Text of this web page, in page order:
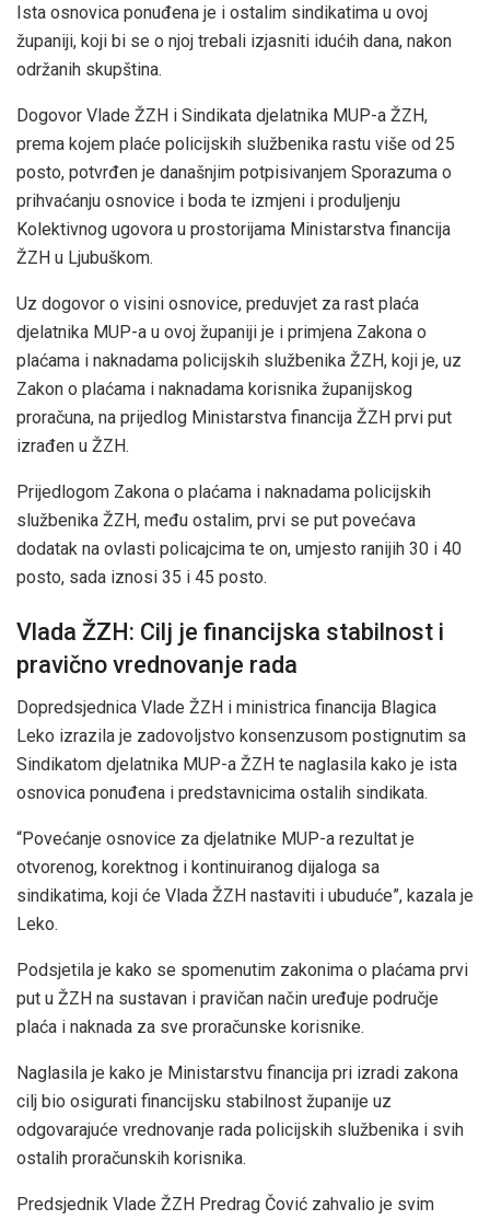
Ista osnovica ponuđena je i ostalim sindikatima u ovoj
županiji, koji bi se o njoj trebali izjasniti idućih dana, nakon
održanih skupština.
Dogovor Vlade ŽZH i Sindikata djelatnika MUP-a ŽZH,
prema kojem plaće policijskih službenika rastu više od 25
posto, potvrđen je današnjim potpisivanjem Sporazuma o
prihvaćanju osnovice i boda te izmjeni i produljenju
Kolektivnog ugovora u prostorijama Ministarstva financija
ŽZH u Ljubuškom.
Uz dogovor o visini osnovice, preduvjet za rast plaća
djelatnika MUP-a u ovoj županiji je i primjena Zakona o
plaćama i naknadama policijskih službenika ŽZH, koji je, uz
Zakon o plaćama i naknadama korisnika županijskog
proračuna, na prijedlog Ministarstva financija ŽZH prvi put
izrađen u ŽZH.
Prijedlogom Zakona o plaćama i naknadama policijskih
službenika ŽZH, među ostalim, prvi se put povećava
dodatak na ovlasti policajcima te on, umjesto ranijih 30 i 40
posto, sada iznosi 35 i 45 posto.
Vlada ŽZH: Cilj je financijska stabilnost i
pravično vrednovanje rada
Dopredsjednica Vlade ŽZH i ministrica financija Blagica
Leko izrazila je zadovoljstvo konsenzusom postignutim sa
Sindikatom djelatnika MUP-a ŽZH te naglasila kako je ista
osnovica ponuđena i predstavnicima ostalih sindikata.
“Povećanje osnovice za djelatnike MUP-a rezultat je
otvorenog, korektnog i kontinuiranog dijaloga sa
sindikatima, koji će Vlada ŽZH nastaviti i ubuduće”, kazala je
Leko.
Podsjetila je kako se spomenutim zakonima o plaćama prvi
put u ŽZH na sustavan i pravičan način uređuje područje
plaća i naknada za sve proračunske korisnike.
Naglasila je kako je Ministarstvu financija pri izradi zakona
cilj bio osigurati financijsku stabilnost županije uz
odgovarajuće vrednovanje rada policijskih službenika i svih
ostalih proračunskih korisnika.
Predsjednik Vlade ŽZH Predrag Čović zahvalio je svim